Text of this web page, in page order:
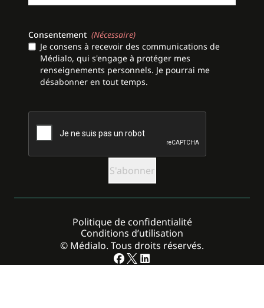
Consentement (Nécessaire)
Je consens à recevoir des communications de
Médialo, qui s'engage à protéger mes
renseignements personnels. Je pourrai me
désabonner en tout temps.
© Médialo. Tous droits réservés.
Politique de confidentialité
Conditions d’utilisation